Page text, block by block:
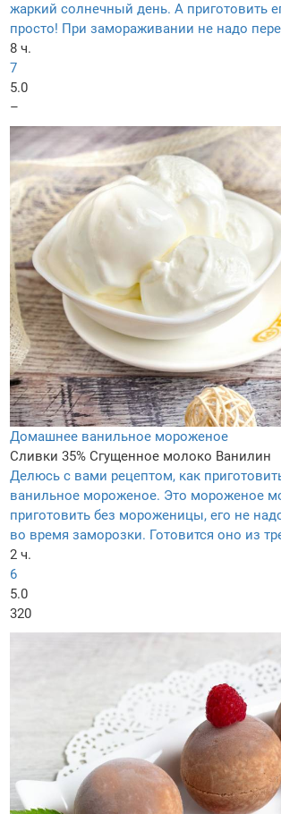
жаркий солнечный день. А приготовить
просто! При замораживании не надо
8 ч.
7
5.0
–
Домашнее ванильное мороженое
Сливки 35% Сгущенное молоко Ванилин
Делюсь с вами рецептом, как
ванильное мороженое. Это мороженое
приготовить без мороженицы, его не
во время заморозки. Готовится оно из
2 ч.
6
5.0
320